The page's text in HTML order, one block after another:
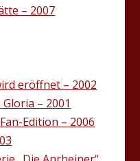
– 2007
eröffnet – 2002
– 2001
Edition – 2006